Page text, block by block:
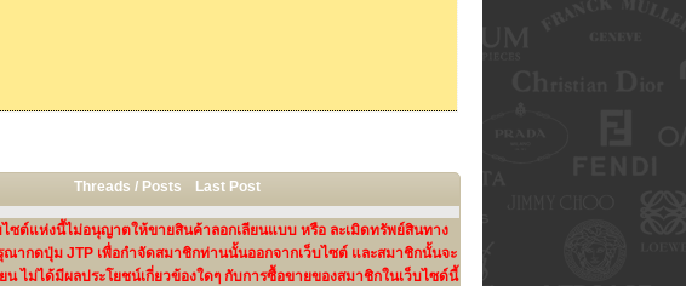
Threads / Posts Last Post
ซต์แห่งนี้ไม่อนุญาตให้ขายสินค้าลอกเลียนแบบ หรือ ละเมิดทรัพย์สินทาง
กดปุ่ม JTP เพื่อกำจัดสมาชิกท่านนั้นออกจากเว็บไซต์ และสมาชิกนั้นจะ
ไม่ได้มีผลประโยชน์เกี่ยวข้องใดๆ กับการซื้อขายของสมาชิกในเว็บไซด์นี้